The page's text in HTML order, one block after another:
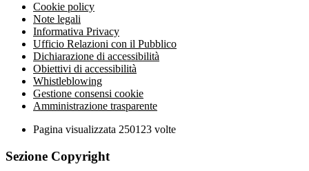
Cookie policy
Note legali
Informativa Privacy
Ufficio Relazioni con il Pubblico
Dichiarazione di accessibilità
Obiettivi di accessibilità
Whistleblowing
Gestione consensi cookie
Amministrazione trasparente
Pagina visualizzata 250123 volte
Sezione Copyright